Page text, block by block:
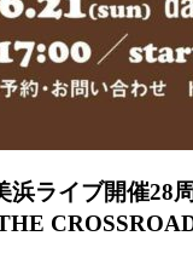
浜ライブ開催28